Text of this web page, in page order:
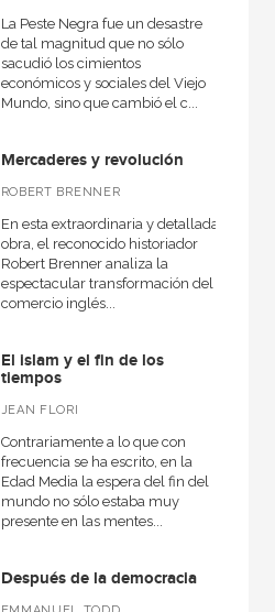
La Peste Negra fue un desastre
de tal magnitud que no sólo
sacudió los cimientos
económicos y sociales del Viejo
Mundo, sino que cambió el c...
Mercaderes y revolución
ROBERT BRENNER
En esta extraordinaria y detallada
obra, el reconocido historiador
Robert Brenner analiza la
espectacular transformación del
comercio inglés...
El islam y el fin de los
tiempos
JEAN FLORI
Contrariamente a lo que con
frecuencia se ha escrito, en la
Edad Media la espera del fin del
mundo no sólo estaba muy
presente en las mentes...
Después de la democracia